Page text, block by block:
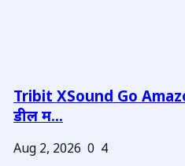
Tribit XSound Go
डील म...
Aug 2, 2026 0 4